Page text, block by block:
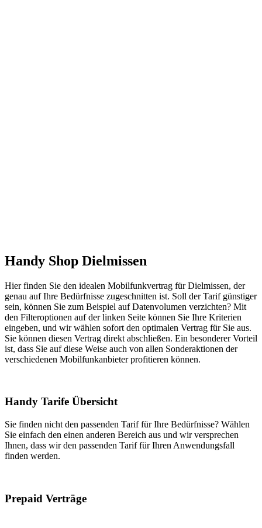
Handy Shop Dielmissen
Hier finden Sie den idealen Mobilfunkvertrag für Dielmissen, der
genau auf Ihre Bedürfnisse zugeschnitten ist. Soll der Tarif günstiger
sein, können Sie zum Beispiel auf Datenvolumen verzichten? Mit
den Filteroptionen auf der linken Seite können Sie Ihre Kriterien
eingeben, und wir wählen sofort den optimalen Vertrag für Sie aus.
Sie können diesen Vertrag direkt abschließen. Ein besonderer Vorteil
ist, dass Sie auf diese Weise auch von allen Sonderaktionen der
verschiedenen Mobilfunkanbieter profitieren können.
Handy Tarife Übersicht
Sie finden nicht den passenden Tarif für Ihre Bedürfnisse? Wählen
Sie einfach den einen anderen Bereich aus und wir versprechen
Ihnen, dass wir den passenden Tarif für Ihren Anwendungsfall
finden werden.
Prepaid Verträge